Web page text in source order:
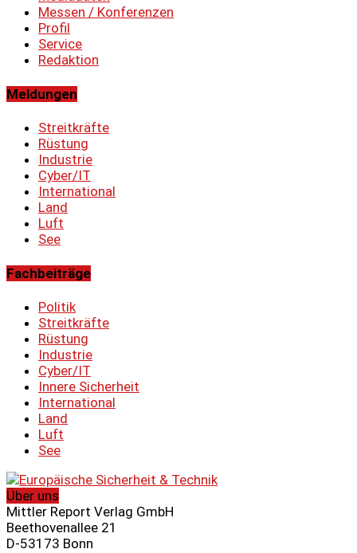
Messen / Konferenzen
Profil
Service
Redaktion
Meldungen
Streitkräfte
Rüstung
Industrie
Cyber/IT
International
Land
Luft
See
Fachbeiträge
Politik
Streitkräfte
Rüstung
Industrie
Cyber/IT
Innere Sicherheit
International
Land
Luft
See
Über uns
Mittler Report Verlag GmbH
Beethovenallee 21
D-53173 Bonn